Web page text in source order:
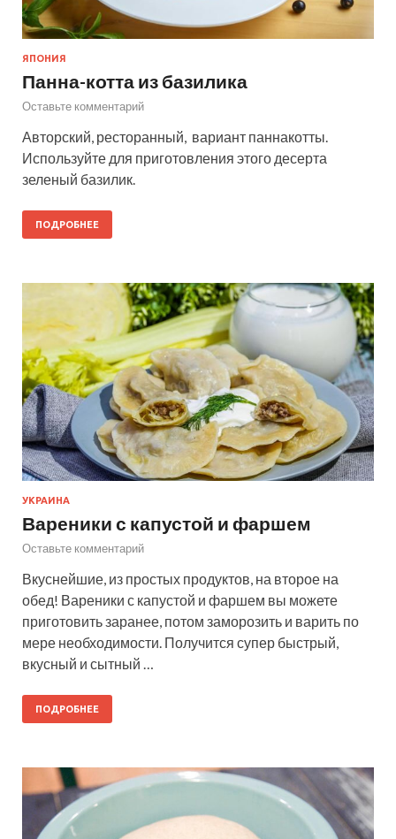
ЯПОНИЯ
Панна-котта из базилика
Оставьте комментарий
Авторский, ресторанный, вариант паннакотты.
Используйте для приготовления этого десерта
зеленый базилик.
ПОДРОБНЕЕ
УКРАИНА
Вареники с капустой и фаршем
Оставьте комментарий
Вкуснейшие, из простых продуктов, на второе на
обед! Вареники с капустой и фаршем вы можете
приготовить заранее, потом заморозить и варить по
мере необходимости. Получится супер быстрый,
вкусный и сытный …
ПОДРОБНЕЕ